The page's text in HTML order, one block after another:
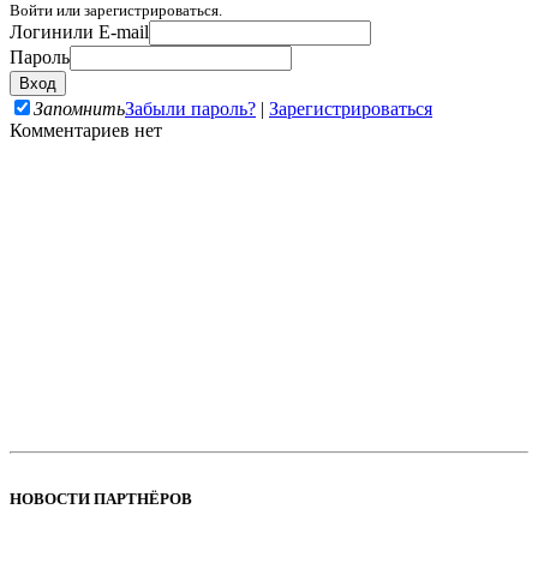
Войти или зарегистрироваться.
Логинили E-mail
Пароль
ЗапомнитьЗабыли пароль? | Зарегистрироваться
Комментариев нет
НОВОСТИ ПАРТНЁРОВ